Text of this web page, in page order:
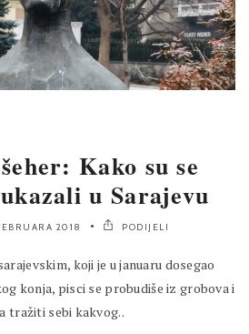
Kako su se
u Sarajevu
2018 PODIJELI
koji je u januaru dosegao
konja, pisci se probudiše iz grobova i
tražiti sebi kakvog..